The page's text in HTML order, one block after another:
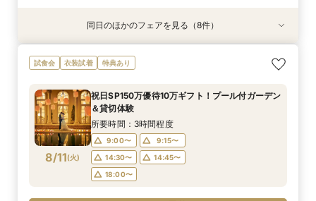
特典あり 動画あり
8/9(日)
＜初めての式場見学＞心躍る花嫁の第一歩♪ゆっ
たり相談＆見学会
9:00〜
14:30〜
14:45〜
18:00〜
フェアを予約
特典あり
8/9(日)
【特別婚】マタニティ婚＆パパママキッズ婚に◎
準備安心相談会*
9:00〜
14:30〜
14:45〜
18:00〜
フェアを予約
特典あり
8/9(日)
【料理重視の方◎】シェフ渾身コース試食＆おも
てなし料理特典
9:00〜
14:30〜
14:45〜
18:00〜
フェアを予約
8/9(日)
【60分クイックフェア】会場見学＆相談会*初見
学にも◎
9:00〜
14:30〜
14:45〜
18:00〜
フェアを予約
特典あり
8/9(日)
【全館OK】大切な”ペット”と過ごす挙式＆披露
宴フェア
9:00〜
14:30〜
14:45〜
18:00〜
フェアを予約
8/9(日)
【遠方の方◎オンライン相談会】スマホで簡単！
豪華5大特典付き
9:00〜
14:30〜
14:45〜
18:00〜
フェアを予約
特典あり
8/9(日)
【10名～会食プラン】貸切邸宅で叶える少人数ウ
エディング相談会
9:00〜
14:15〜
14:30〜
18:00〜
フェアを予約
特典あり
8/9(日)
【カメラマン指名可】テーマ設定で叶える充実の
フォト婚フェア
9:00〜
14:30〜
14:45〜
18:00〜
フェアを予約
同日のほかのフェアを見る（8件）
試食会 衣装試着 特典あり
8/11(火)
祝日SP150万優待10万ギフト！プール付ガーデン
＆貸切体験
所要時間：3時間程度
9:00〜
9:15〜
14:30〜
14:45〜
18:00〜